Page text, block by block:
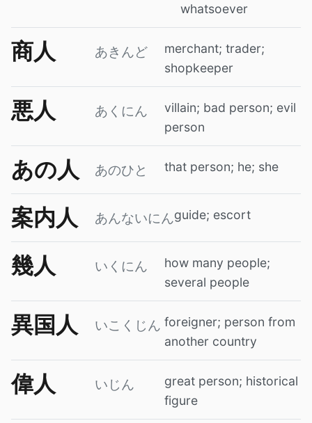
whatsoever
商人 あきんど
merchant; trader;
shopkeeper
悪人 あくにん
villain; bad person; evil
person
あの人 あのひと that person; he; she
案内人 あんないにんguide; escort
幾人 いくにん
how many people;
several people
異国人 いこくじん foreigner; person from
another country
偉人 いじん
great person; historical
figure